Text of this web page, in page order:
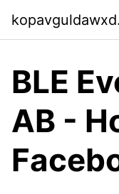
BLE
AB -